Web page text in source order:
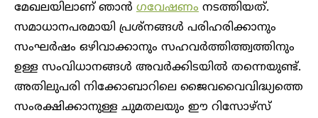
മേഖലയിലാണ് ‍ഞാൻ ഗവേഷണം നടത്തിയത്.
സമാധാനപരമായി പ്രശ്നങ്ങൾ പരിഹരിക്കാനും
സംഘർഷം ഒഴിവാക്കാനും സഹവർത്തിത്ത്വത്തിനും
ഉള്ള സംവിധാനങ്ങൾ അവർക്കിടയിൽ തന്നെയുണ്ട്.
അതിലുപരി നിക്കോബാറിലെ ജൈവവൈവിദ്ധ്യത്തെ
സംരക്ഷിക്കാനുള്ള ചുമതലയും ഈ റിസോഴ്സ്